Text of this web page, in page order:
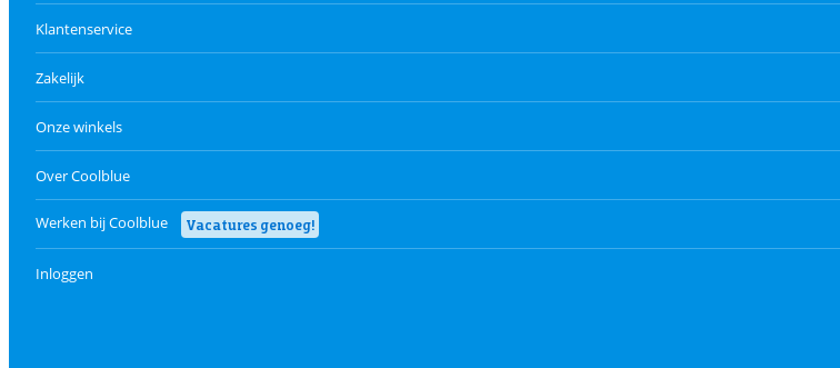
Klantenservice
Zakelijk
Onze winkels
Over Coolblue
Werken bij Coolblue Vacatures genoeg!
Inloggen